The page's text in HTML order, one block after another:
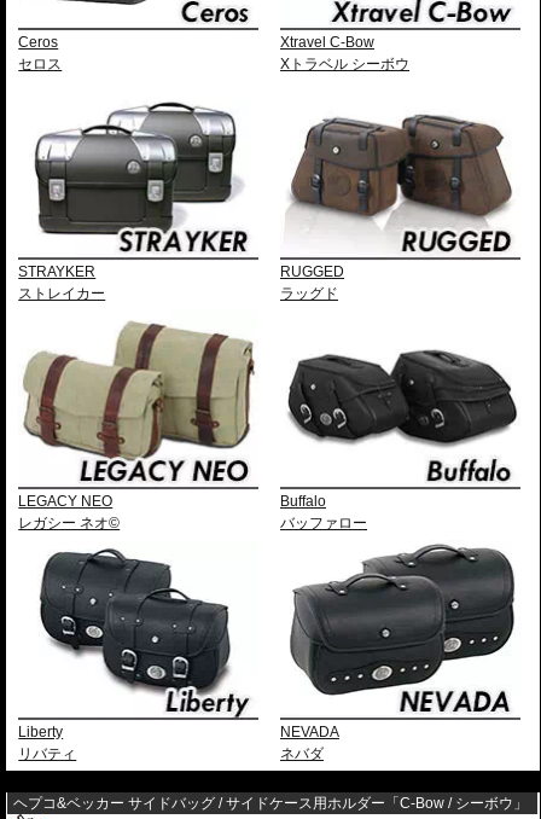
Ceros
セロス
Xtravel C-Bow
Xトラベル シーボウ
STRAYKER
ストレイカー
RUGGED
ラッグド
LEGACY NEO
レガシー ネオ©
Buffalo
バッファロー
Liberty
リバティ
NEVADA
ネバダ
ヘプコ&ベッカー サイドバッグ / サイドケース用ホルダー「C-Bow / シーボウ」